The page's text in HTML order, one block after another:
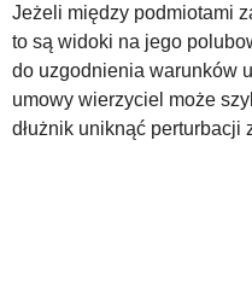
ZMIANY W
Jeżeli między podmiotami
to są widoki na jego
do uzgodnienia warunków
umowy wierzyciel może
dłużnik uniknąć perturbacji